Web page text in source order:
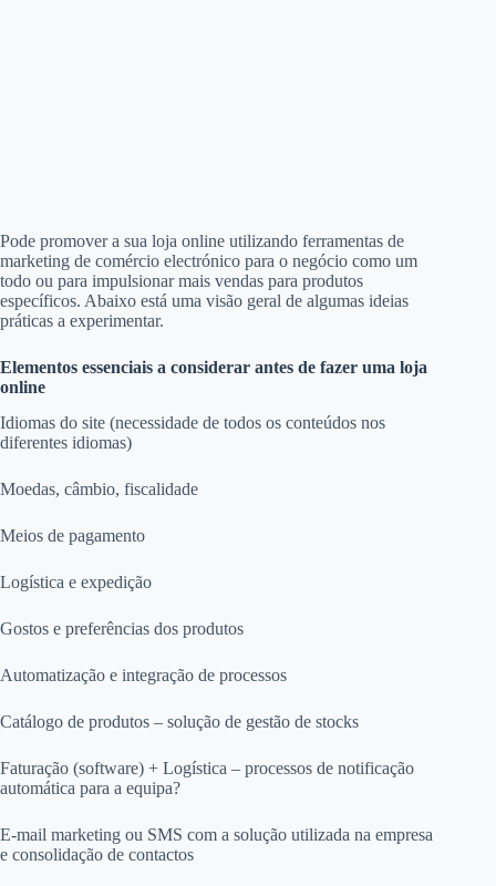
Pode promover a sua loja online utilizando ferramentas de
marketing de comércio electrónico para o negócio como um
todo ou para impulsionar mais vendas para produtos
específicos. Abaixo está uma visão geral de algumas ideias
práticas a experimentar.
Elementos essenciais a considerar antes de fazer uma loja
online
Idiomas do site (necessidade de todos os conteúdos nos
diferentes idiomas)
Moedas, câmbio, fiscalidade
Meios de pagamento
Logística e expedição
Gostos e preferências dos produtos
Automatização e integração de processos
Catálogo de produtos – solução de gestão de stocks
Faturação (software) + Logística – processos de notificação
automática para a equipa?
E-mail marketing ou SMS com a solução utilizada na empresa
e consolidação de contactos